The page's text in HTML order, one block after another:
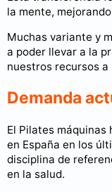
la mente,
Muchas variante y
a poder llevar a la
nuestros recursos a
Demanda
El Pilates
en España en los
disciplina de
en la salud. ​